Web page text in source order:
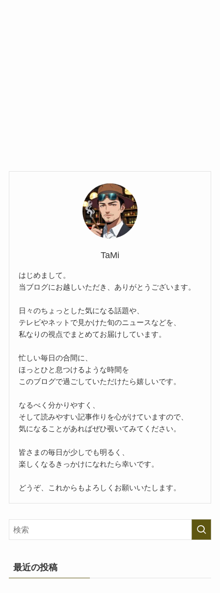
TaMi
はじめまして。
当ブログにお越しいただき、ありがとうございます。
日々のちょっとした気になる話題や、
テレビやネットで見かけた旬のニュースなどを、
私なりの視点でまとめてお届けしています。
忙しい毎日の合間に、
ほっとひと息つけるような時間を
このブログで過ごしていただけたら嬉しいです。
なるべく分かりやすく、
そして読みやすい記事作りを心がけていますので、
気になることがあればぜひ覗いてみてください。
皆さまの毎日が少しでも明るく、
楽しくなるきっかけになれたら幸いです。
どうぞ、これからもよろしくお願いいたします。
最近の投稿